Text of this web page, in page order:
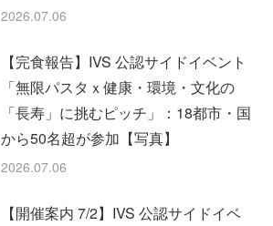
2026.07.06
【完食報告】IVS 公認サイドイベント
「無限パスタｘ健康・環境・文化の
「長寿」に挑むピッチ」：18都市・国
から50名超が参加【写真】
2026.07.06
【開催案内 7/2】IVS 公認サイドイベ